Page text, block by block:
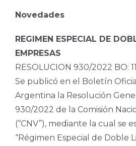
Novedades
REGIMEN ESPECIAL DE
EMPRESAS
RESOLUCION 930/2022 BO:
Se publicó en el Boletín
Argentina la Resolución
930/2022 de la Comisión
(“CNV”), mediante la cual se
“Régimen Especial de Doble